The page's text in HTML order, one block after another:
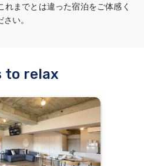
までとは違った宿泊をご体感く
さい。
to relax